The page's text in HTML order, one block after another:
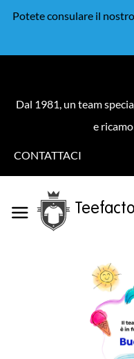
Potete consulare il
Dal 1981, un team
e
CONTATTACI